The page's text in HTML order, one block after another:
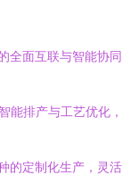
面互联与智能协
排产与工艺优化
定制化生产，灵